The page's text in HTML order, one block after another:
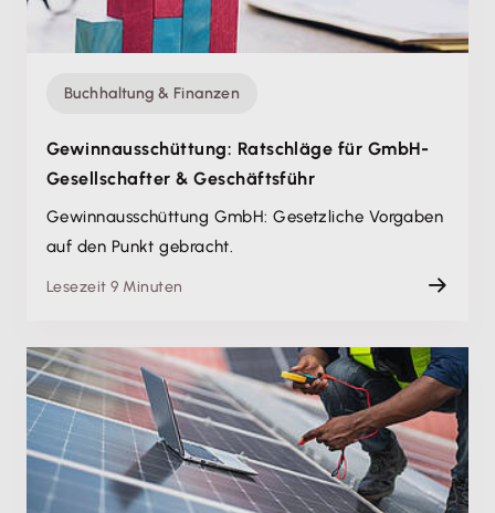
Buchhaltung & Finanzen
Gewinnausschüttung: Ratschläge für GmbH-
Gesellschafter & Geschäftsführ
Gewinnausschüttung GmbH: Gesetzliche Vorgaben
auf den Punkt gebracht.
Lesezeit 9 Minuten